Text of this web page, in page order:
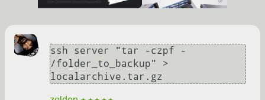
ssh server "tar -czpf -
/folder_to_backup" >
localarchive.tar.gz